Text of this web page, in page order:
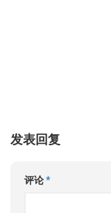
发表回复
评论*